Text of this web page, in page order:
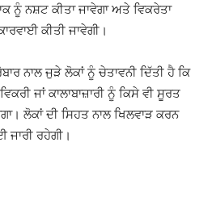
ਨੂੰ ਨਸ਼ਟ ਕੀਤਾ ਜਾਵੇਗਾ ਅਤੇ ਵਿਕਰੇਤਾ
ਕੀਤੀ ਜਾਵੇਗੀ।
ਨਾਲ ਜੁੜੇ ਲੋਕਾਂ ਨੂੰ ਚੇਤਾਵਨੀ ਦਿੱਤੀ ਹੈ ਕਿ
ਜਾਂ ਕਾਲਾਬਾਜ਼ਾਰੀ ਨੂੰ ਕਿਸੇ ਵੀ ਸੂਰਤ
ਲੋਕਾਂ ਦੀ ਸਿਹਤ ਨਾਲ ਖਿਲਵਾੜ ਕਰਨ
ਜਾਰੀ ਰਹੇਗੀ।